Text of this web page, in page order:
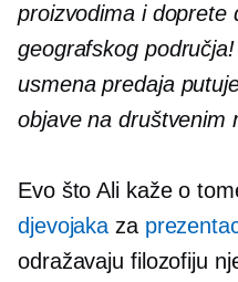
proizvodima i doprete
geografskog
usmena predaja
objave na društvenim
Evo što Ali kaže o
djevojaka za
odražavaju filozofiju